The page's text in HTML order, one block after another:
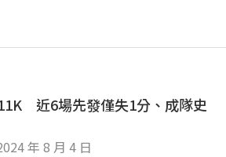
近6場先發僅失1分、成隊史
年 8 月 4 日